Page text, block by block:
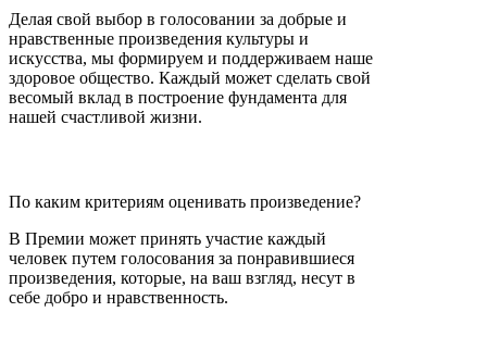
Делая свой выбор в голосовании за добрые и
нравственные произведения культуры и
искусства, мы формируем и поддерживаем наше
здоровое общество. Каждый может сделать свой
весомый вклад в построение фундамента для
нашей счастливой жизни.
По каким критериям оценивать произведение?
В Премии может принять участие каждый
человек путем голосования за понравившиеся
произведения, которые, на ваш взгляд, несут в
себе добро и нравственность.